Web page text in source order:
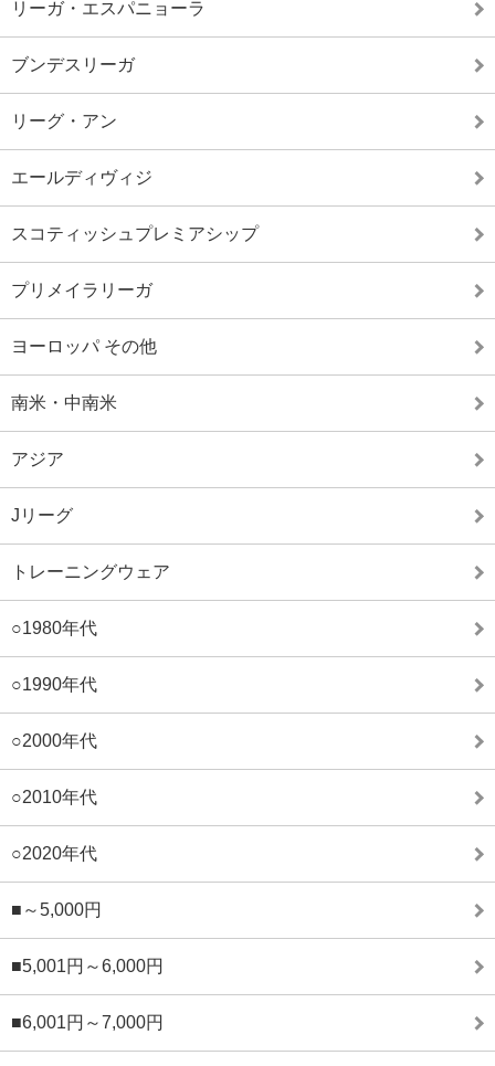
リーガ・エスパニョーラ
ブンデスリーガ
リーグ・アン
エールディヴィジ
スコティッシュプレミアシップ
プリメイラリーガ
ヨーロッパ その他
南米・中南米
アジア
Jリーグ
トレーニングウェア
○1980年代
○1990年代
○2000年代
○2010年代
○2020年代
■～5,000円
■5,001円～6,000円
■6,001円～7,000円